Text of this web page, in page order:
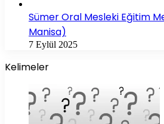
Sümer Oral Mesleki Eğitim
Manisa)
7 Eylül 2025
Kelimeler